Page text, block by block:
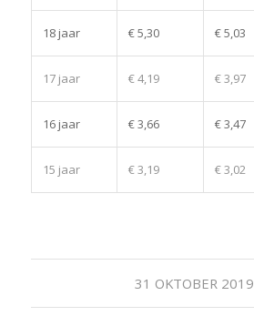
18 jaar € 5,30 € 5,03
17 jaar € 4,19 € 3,97
16 jaar € 3,66 € 3,47
15 jaar € 3,19 € 3,02
31 OKTOBER 2019
/